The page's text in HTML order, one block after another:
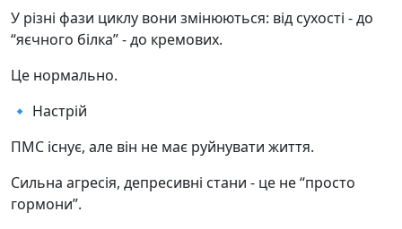
У різні фази циклу вони змінюються: від сухості - до
“яєчного білка” - до кремових.
Це нормально.
🔹 Настрій
ПМС існує, але він не має руйнувати життя.
Сильна агресія, депресивні стани - це не “просто
гормони”.